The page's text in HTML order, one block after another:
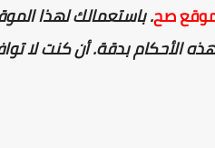
صح. باستعمالك لهذا
الأحكام بدقة. أن كنت لا